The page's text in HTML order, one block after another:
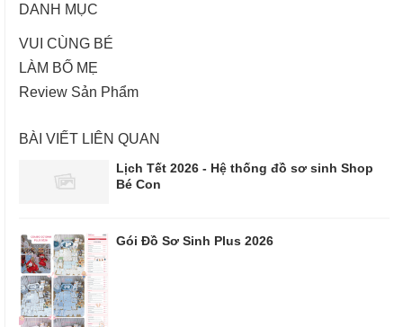
DANH MỤC
VUI CÙNG BÉ
LÀM BỐ MẸ
Review Sản Phẩm
BÀI VIẾT LIÊN QUAN
Lịch Tết 2026 - Hệ thống đồ sơ sinh Shop
Bé Con
Gói Đồ Sơ Sinh Plus 2026